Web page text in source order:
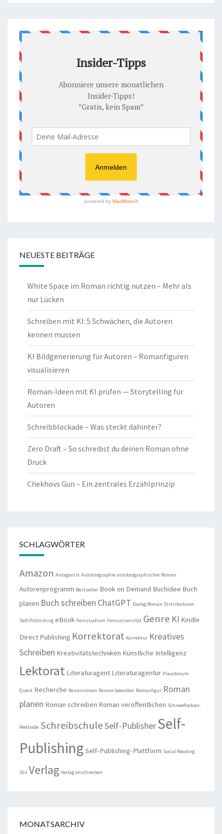
NEUESTE BEITRÄGE
White Space im Roman richtig nutzen – Mehr als
nur Lücken
Schreiben mit KI: 5 Schwächen, die Autoren
kennen müssen
KI Bildgenerierung für Autoren – Romanfiguren
visualisieren
Roman-Ideen mit KI prüfen — Storytelling für
Autoren
Schreibblockade – Was steckt dahinter?
Zero Draft – So schreibst du deinen Roman ohne
Druck
Chekhovs Gun – Ein zentrales Erzählprinzip
SCHLAGWÖRTER
Amazon Antagonist Autobiographie autobiographischer Roman
Autorenprogramm Bestseller Book on Demand Buchidee Buch
planen Buch schreiben ChatGPT Dialog Roman Distributoren
Self-Publishing eBook Fernstudium Fernuniversität Genre KI Kindle
Direct Publishing Korrektorat Korrektur Kreatives
Schreiben Kreativitätstechniken Künstliche Intelligenz
Lektorat Literaturagent Literaturagentur Pseudonym
Quest Recherche Rezensionen Roman beenden Romanfigur Roman
planen Roman schreiben Roman veröffentlichen Schneeflocken-
Methode SchreibschuleSelf-PublisherSelf-
Publishing Self-Publishing-Plattform Social Reading
Stil Verlag Verlag anschreiben
MONATSARCHIV